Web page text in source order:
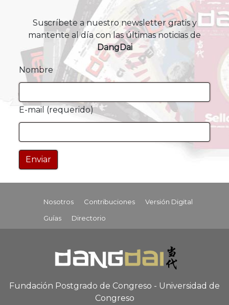
Suscríbete a nuestro newsletter gratis y
mantente al día con las últimas noticias de
DangDai
Nombre
E-mail (requerido)
Nosotros Contribuciones
Versión Digital
Guías
Directorio
Fundación Postgrado de Congreso - Universidad de
Congreso